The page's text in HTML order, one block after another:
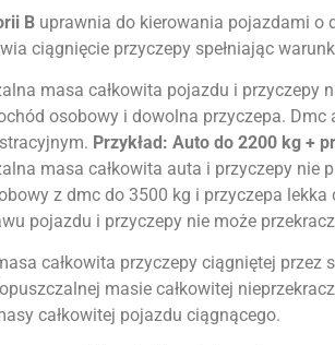
B uprawnia do kierowania pojazdami o
ciągnięcie przyczepy spełniając
masa całkowita pojazdu i przyczepy
osobowy i dowolna przyczepa. Dmc
Przykład: Auto do 2200 kg +
masa całkowita auta i przyczepy nie
z dmc do 3500 kg i przyczepa lekka
pojazdu i przyczepy nie może
całkowita przyczepy ciągniętej przez
masie całkowitej
całkowitej pojazdu ciągnącego.